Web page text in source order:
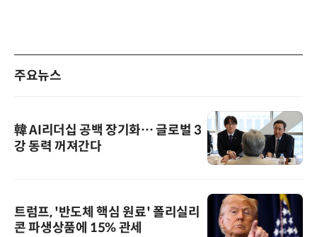
주요뉴스
韓 AI리더십 공백 장기화… 글로벌 3
강 동력 꺼져간다
트럼프, '반도체 핵심 원료' 폴리실리
콘 파생상품에 15% 관세